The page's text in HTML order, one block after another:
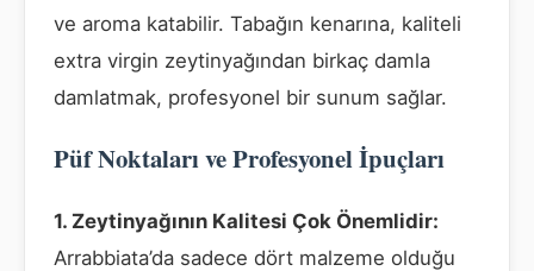
ve aroma katabilir. Tabağın kenarına, kaliteli
extra virgin zeytinyağından birkaç damla
damlatmak, profesyonel bir sunum sağlar.
Püf Noktaları ve Profesyonel İpuçları
1. Zeytinyağının Kalitesi Çok Önemlidir:
Arrabbiata’da sadece dört malzeme olduğu